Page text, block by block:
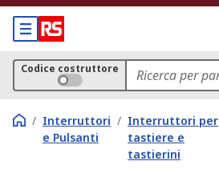
Codice costruttore
/ Interruttori
e Pulsanti
/ Interruttori per
tastiere e
tastierini